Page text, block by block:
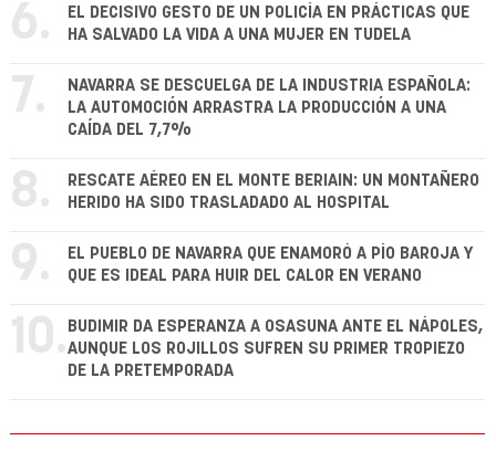
6.
EL DECISIVO GESTO DE UN POLICÍA EN PRÁCTICAS QUE
HA SALVADO LA VIDA A UNA MUJER EN TUDELA
7.
NAVARRA SE DESCUELGA DE LA INDUSTRIA ESPAÑOLA:
LA AUTOMOCIÓN ARRASTRA LA PRODUCCIÓN A UNA
CAÍDA DEL 7,7%
8.
RESCATE AÉREO EN EL MONTE BERIAIN: UN MONTAÑERO
HERIDO HA SIDO TRASLADADO AL HOSPITAL
9.
EL PUEBLO DE NAVARRA QUE ENAMORÓ A PÍO BAROJA Y
QUE ES IDEAL PARA HUIR DEL CALOR EN VERANO
10. BUDIMIR DA ESPERANZA A OSASUNA ANTE EL NÁPOLES,
AUNQUE LOS ROJILLOS SUFREN SU PRIMER TROPIEZO
DE LA PRETEMPORADA